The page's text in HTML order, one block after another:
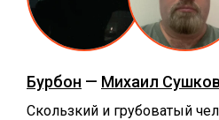
Бурбон — Михаил Сушков
Скользкий и грубоватый